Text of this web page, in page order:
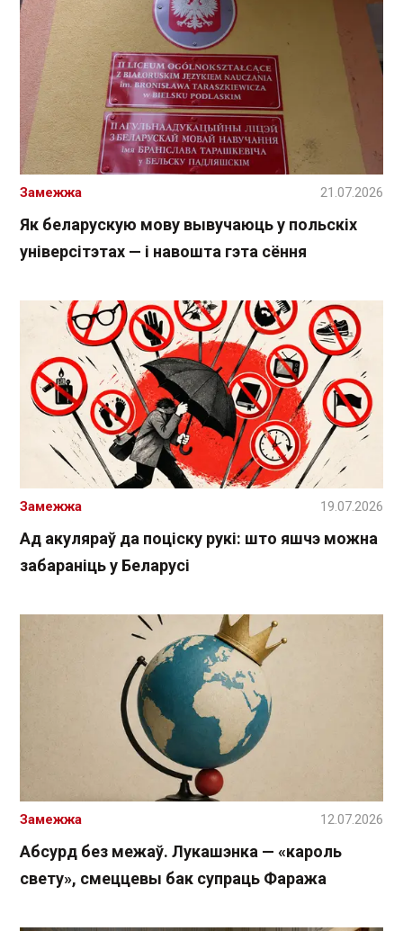
Як беларускую мову вывучаюць у польскіх
універсітэтах — і навошта гэта сёння
Замежжа 21.07.2026
Ад акуляраў да поціску рукі: што яшчэ можна
забараніць у Беларусі
Замежжа 19.07.2026
Абсурд без межаў. Лукашэнка — «кароль
свету», смеццевы бак супраць Фаража
Замежжа 12.07.2026